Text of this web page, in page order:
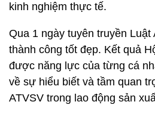
kinh nghiệm thực tế.
Qua 1 ngày tuyên truyền
thành công tốt đẹp. Kết quả
được năng lực của từng cá
về sự hiểu biết và tầm quan
ATVSV trong lao động sản